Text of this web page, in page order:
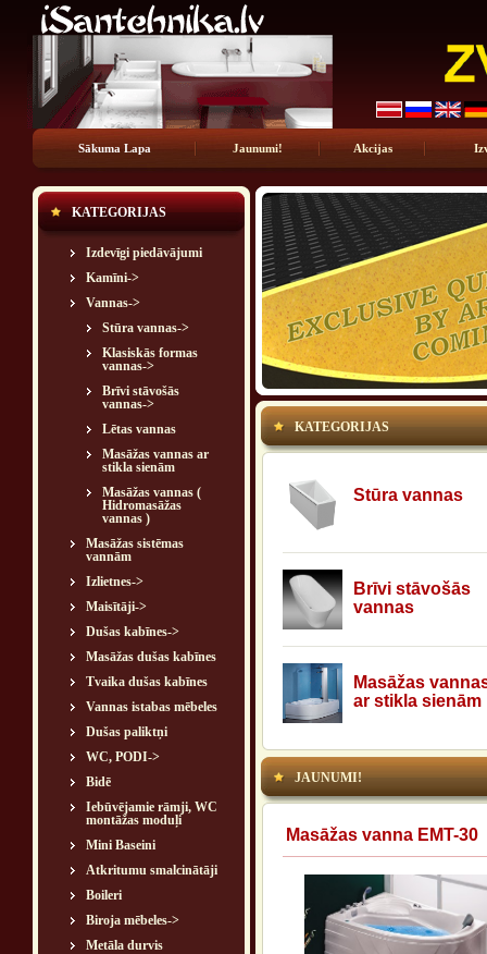
Sākuma Lapa Jaunumi! Akcijas
KATEGORIJAS
Izdevīgi piedāvājumi
Kamīni->
Vannas->
Stūra vannas->
Klasiskās formas
vannas->
Brīvi stāvošās
vannas->
Lētas vannas
Masāžas vannas ar
stikla sienām
Masāžas vannas (
Hidromasāžas
vannas )
Masāžas sistēmas
vannām
Izlietnes->
Maisītāji->
Dušas kabīnes->
Masāžas dušas kabīnes
Tvaika dušas kabīnes
Vannas istabas mēbeles
Dušas paliktņi
WC, PODI->
Bidē
Iebūvējamie rāmji, WC
montāžas moduļi
Mini Baseini
Atkritumu smalcinātāji
Boileri
Biroja mēbeles->
Metāla durvis
KATEGORIJAS
Stūra vannas
Brīvi stāvošās
vannas
Masāžas
ar stikla sienām
JAUNUMI!
Masāžas vanna EMT-30